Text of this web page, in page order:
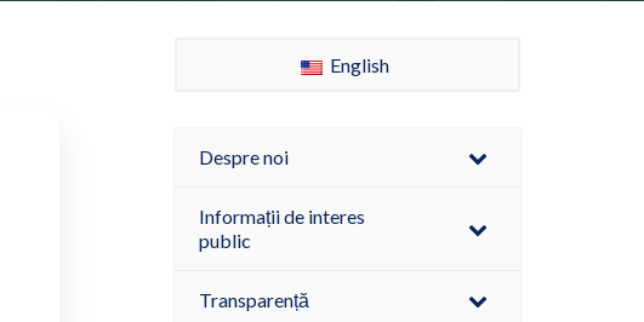
English
Despre noi
Informații de interes
public
Transparență